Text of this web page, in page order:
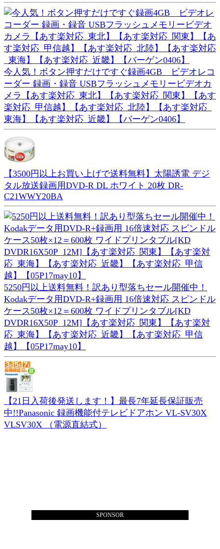
今人気！ボタン押すだけですぐ録画4GB ビデオレコ
ーダー 録画・録音 USBフラッシュメモリービデオカ
メラ【あす楽対応_東北】【あす楽対応_関東】【あす
楽対応_甲信越】【あす楽対応_北陸】【あす楽対応_
東海】【あす楽対応_近畿】【バーゲン0406】
【3500円以上お買い上げで送料無料】太陽誘電 デジ
タル放送録画用DVD-R DL ホワイト 20枚 DR-
C21WWY20BA
5250円以上送料無料！訳あり型落ちセール開催中！
Kodakデータ用DVD-R+録画用 16倍速対応 スピンドル
ケース50枚×12＝600枚 ワイドプリンタブル[KD
DVDR16X50P_12M]【あす楽対応_関東】【あす楽対
応_東海】【あす楽対応_近畿】【あす楽対応_甲信
越】【05P17may10】
【21日入荷後発送します！】最長7年延長保証販売
中!!Panasonic 録画機能付テレビドアホン VL-SV30X
VLSV30X （電源直結式）
SPONSOR